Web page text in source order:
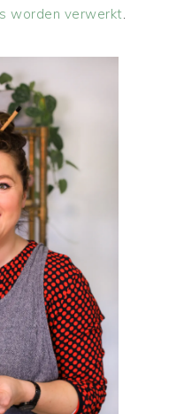
worden verwerkt.